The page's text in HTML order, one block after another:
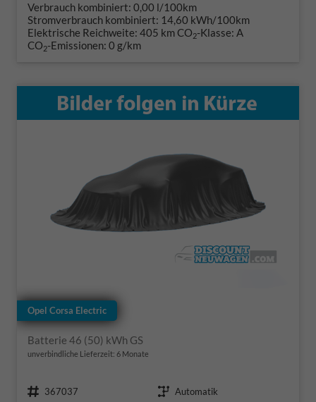
Verbrauch kombiniert: 0,00 l/100km
Stromverbrauch kombiniert: 14,60 kWh/100km
Elektrische Reichweite: 405 kmCO2-Klasse: A
CO2-Emissionen: 0 g/km
Opel Corsa Electric
Batterie 46 (50) kWh GS
unverbindliche Lieferzeit: 6 Monate
367037
Automatik